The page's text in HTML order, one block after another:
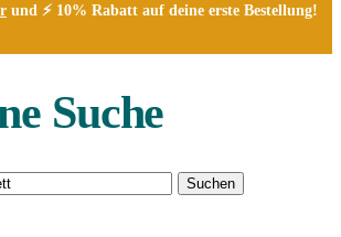
und ⚡ 10% Rabatt auf deine erste Bestellung!
Suche
Suchen